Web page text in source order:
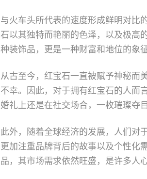
与火车头所代表的速度形成鲜明对比
石以其独特而艳丽的色泽，以及极高
种装饰品，更是一种财富和地位的象征
从古至今，红宝石一直被赋予神秘而
不幸。因此，对于拥有红宝石的人而
婚礼上还是在社交场合，一枚璀璨夺
此外，随着全球经济的发展，人们对
更加注重品牌背后的故事以及个性化
品，其市场需求依然旺盛，是许多人